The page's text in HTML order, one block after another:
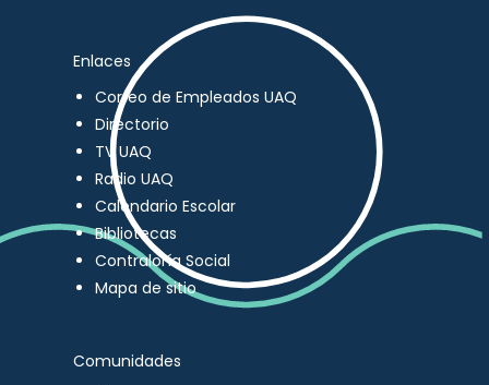
Enlaces
Correo de Empleados UAQ
Directorio
TV UAQ
Radio UAQ
Calendario Escolar
Bibliotecas
Contraloría Social
Mapa de sitio
Comunidades